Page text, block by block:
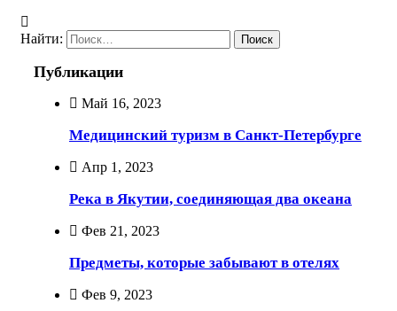
Найти:
Публикации
Май 16, 2023
Медицинский туризм в Санкт-Петербурге
Апр 1, 2023
Река в Якутии, соединяющая два океана
Фев 21, 2023
Предметы, которые забывают в отелях
Фев 9, 2023